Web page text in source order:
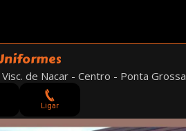
de Nacar - Centro - Ponta Grossa
Ligar